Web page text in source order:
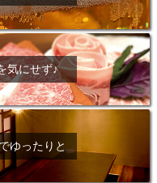
気にせず♪
ゆったりと